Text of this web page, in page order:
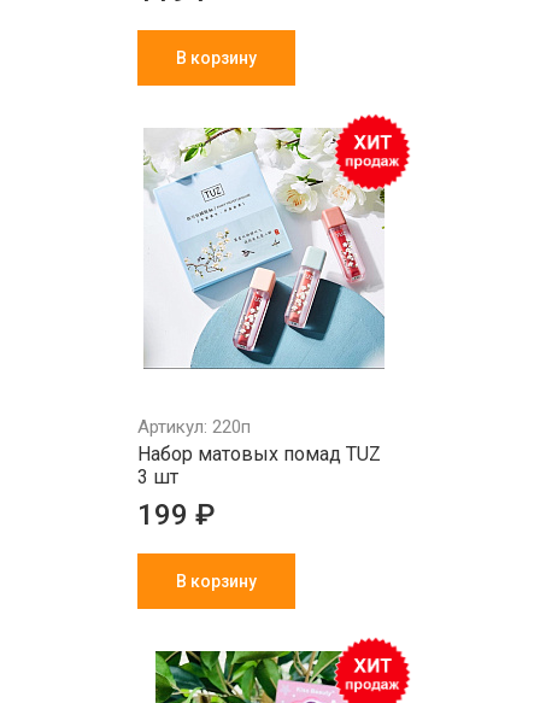
В корзину
Артикул: 220п
Набор матовых помад TUZ
3 шт
199 ₽
В корзину